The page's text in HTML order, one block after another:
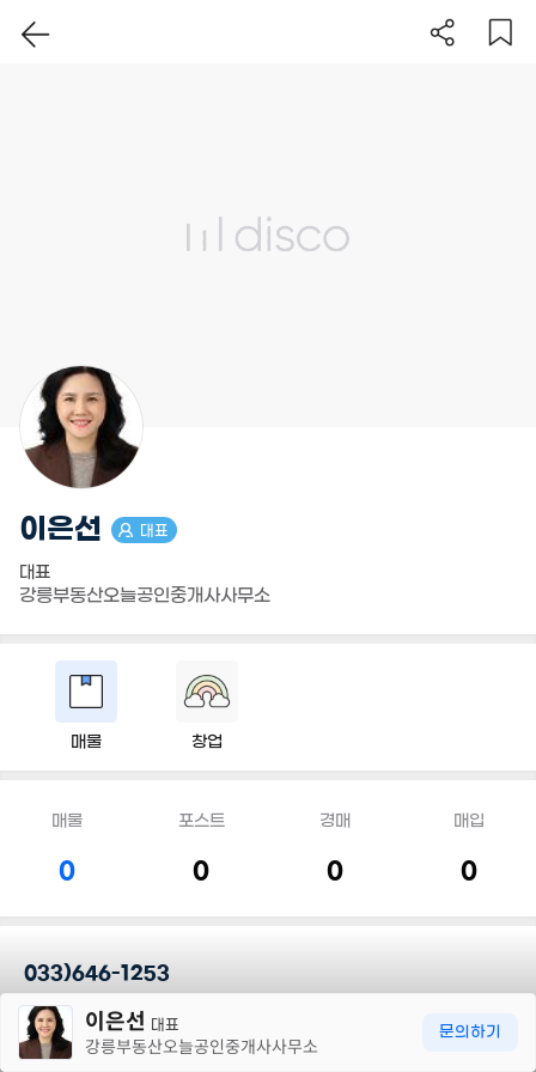
이은선 대표
대표
강릉부동산오늘공인중개사사무소
매물 창업
매물
0
포스트
0
경매
0
매입
0
033)646-1253
담당지역이은선 대표
강릉부동산오늘공인중개사사무소
문의하기